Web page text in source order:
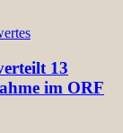
13
im ORF